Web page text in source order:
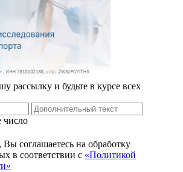
рассылку и будьте в курсе всех
число
соглашаетесь на обработку
в соответствии с «Политикой